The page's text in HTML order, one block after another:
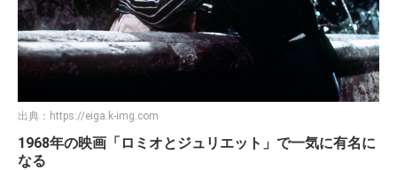
出典： https://eiga.k-img.com
1968年の映画「ロミオとジュリエット」で一気に有名に
なる